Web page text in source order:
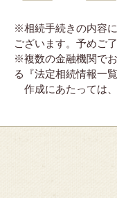
※相続手続きの内容
ございます。予めご
※複数の金融機関で
る『法定相続情報一
作成にあたっては、